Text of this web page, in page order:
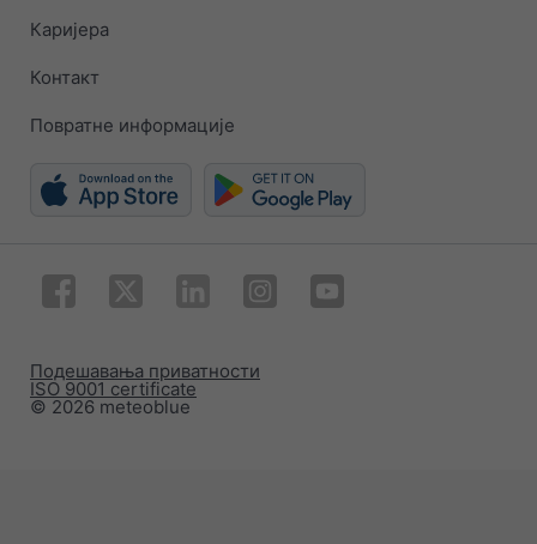
Каријера
Контакт
Повратне информације
© 2026 meteoblue
ISO 9001 certificate
Подешавања приватности